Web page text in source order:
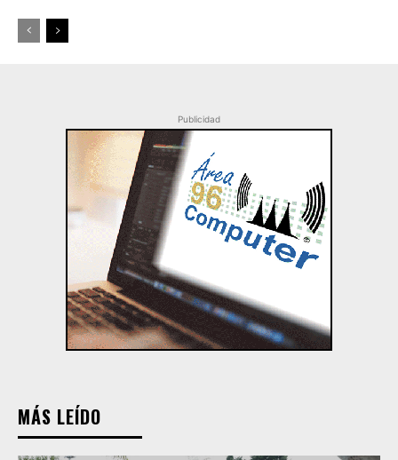
Publicidad
MÁS LEÍDO